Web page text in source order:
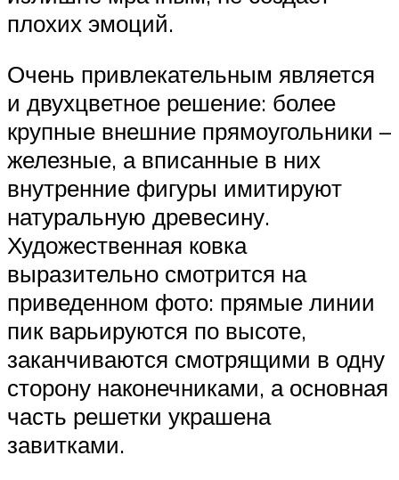
плохих эмоций.
Очень привлекательным является
и двухцветное решение: более
крупные внешние прямоугольники –
железные, а вписанные в них
внутренние фигуры имитируют
натуральную древесину.
Художественная ковка
выразительно смотрится на
приведенном фото: прямые линии
пик варьируются по высоте,
заканчиваются смотрящими в одну
сторону наконечниками, а основная
часть решетки украшена
завитками.